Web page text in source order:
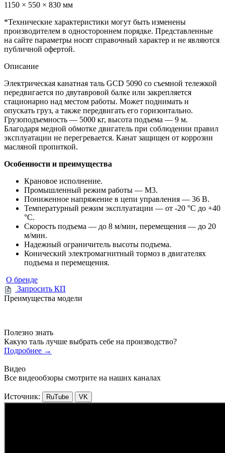
1150 × 550 × 830 мм
*Технические характеристики могут быть изменены
производителем в одностороннем порядке. Представленные
на сайте параметры носят справочный характер и не являются
публичной офертой.
Описание
Электрическая канатная таль GCD 5090 со съемной тележкой
передвигается по двутавровой балке или закрепляется
стационарно над местом работы. Может поднимать и
опускать груз, а также передвигать его горизонтально.
Грузоподъемность — 5000 кг, высота подъема — 9 м.
Благодаря медной обмотке двигатель при соблюдении правил
эксплуатации не перегревается. Канат защищен от коррозии
масляной пропиткой.
Особенности и преимущества
Крановое исполнение.
Промышленный режим работы — М3.
Пониженное напряжение в цепи управления — 36 B.
Температурный режим эксплуатации — от -20 °C до +40
°C.
Скорость подъема — до 8 м/мин, перемещения — до 20
м/мин.
Надежный ограничитель высоты подъема.
Конический электромагнитный тормоз в двигателях
подъема и перемещения.
О бренде
Запросить КП
Преимущества модели
Полезно знать
Какую таль лучше выбрать себе на производство?
Подробнее →
Видео
Все видеообзоры смотрите на наших каналах
Источник: RuTube VK